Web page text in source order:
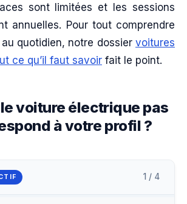
sont limitées et les sessions
annuelles. Pour tout comprendre
au quotidien, notre dossier voitures
ce qu’il faut savoir fait le point.
voiture électrique pas
à votre profil ?
1 / 4